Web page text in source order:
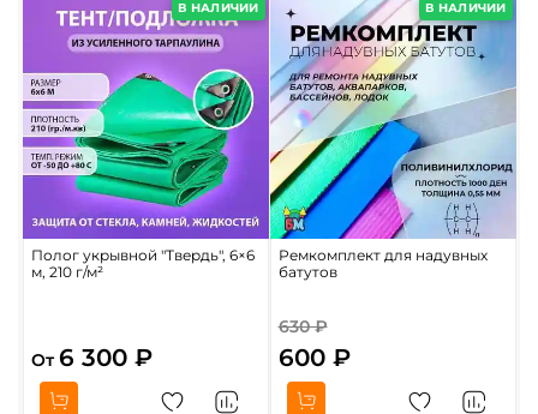
В НАЛИЧИИ
Полог укрывной "Твердь", 6×6
м, 210 г/м²
От 6 300 ₽
В НАЛИЧИИ
Ремкомплект для надувных
батутов
630 ₽
600 ₽